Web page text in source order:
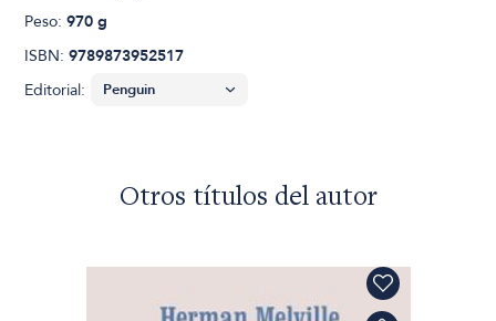
Peso:970 g
ISBN:9789873952517
Editorial:
Otros títulos del autor